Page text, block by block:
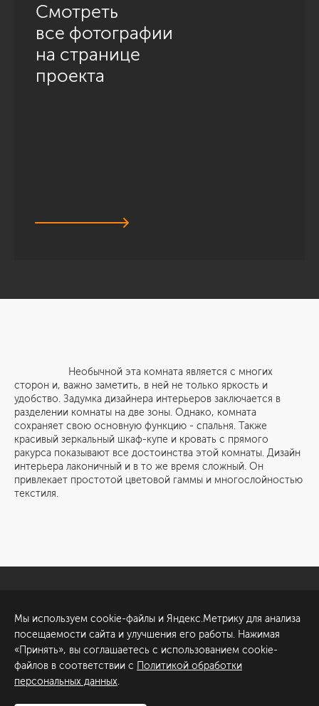
Смотреть
все фотографии
на странице
проекта
Необычной эта комната является с многих
сторон и, важно заметить, в ней не только яркость и
удобство. Задумка дизайнера интерьеров заключается в
разделении комнаты на две зоны. Однако, комната
сохраняет свою основную функцию - спальня. Также
красивый зеркальный шкаф-купе и кровать с прямого
ракурса показывают все достоинства этой комнаты. Дизайн
интерьера лаконичный и в то же время сложный. Он
привлекает простотой цветовой гаммы и многослойностью
текстиля.
Обсудить проект
ул. Академика Павлова, 6
к1
+7 (812) 200-95-55
Мы используем cookie-файлы и Яндекс.Метрику для анализа
посещаемости сайта и улучшения его работы. Нажимая
«Принять», вы соглашаетесь с использованием cookie-
файлов в соответствии с Политикой обработки
персональных данных.